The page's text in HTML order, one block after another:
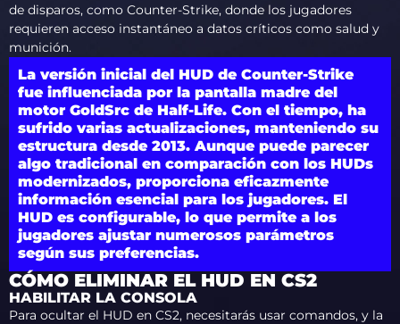
de disparos, como Counter-Strike, donde los jugadores
requieren acceso instantáneo a datos críticos como salud y
munición.
La versión inicial del HUD de Counter-Strike
fue influenciada por la pantalla madre del
motor GoldSrc de Half-Life. Con el tiempo, ha
sufrido varias actualizaciones, manteniendo su
estructura desde 2013. Aunque puede parecer
algo tradicional en comparación con los HUDs
modernizados, proporciona eficazmente
información esencial para los jugadores. El
HUD es configurable, lo que permite a los
jugadores ajustar numerosos parámetros
según sus preferencias.
CÓMO ELIMINAR EL HUD EN CS2
HABILITAR LA CONSOLA
Para ocultar el HUD en CS2, necesitarás usar comandos, y la